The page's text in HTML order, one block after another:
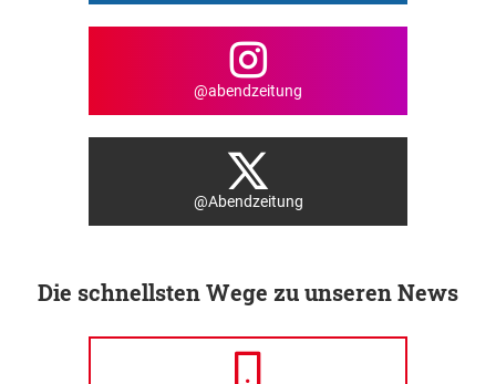
@abendzeitung
@Abendzeitung
Die schnellsten Wege zu unseren News